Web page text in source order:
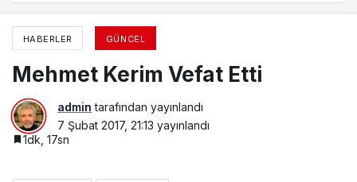
HABERLER GÜNCEL
Mehmet Kerim Vefat Etti
admin tarafından yayınlandı
7 Şubat 2017, 21:13 yayınlandı
1dk, 17sn